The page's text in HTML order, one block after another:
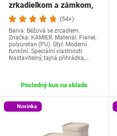
zrkadielkom a zámkom,
2poschodová…(54×)
Barva: Béžová se zrcadlem.
Značka: KAMIER. Materiál: Flanel,
polyuretan (PU). Styl: Moderní
funkční. Speciální vlastnosti:
Nastavitelný, tajná přihrádka,…
Posledný kus na sklade
Novinka